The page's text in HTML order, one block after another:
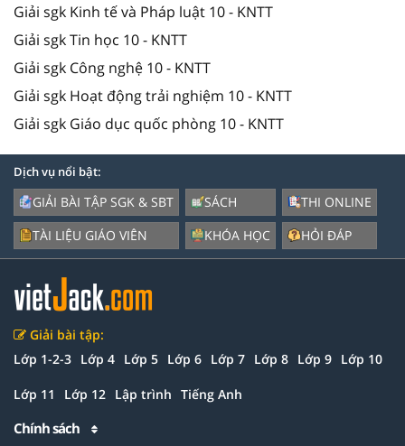
Giải sgk Kinh tế và Pháp luật 10 - KNTT
Giải sgk Tin học 10 - KNTT
Giải sgk Công nghệ 10 - KNTT
Giải sgk Hoạt động trải nghiệm 10 - KNTT
Giải sgk Giáo dục quốc phòng 10 - KNTT
Dịch vụ nổi bật:
GIẢI BÀI TẬP SGK & SBT
TÀI LIỆU GIÁO VIÊN
SÁCH
KHÓA HỌC
THI ONLINE
HỎI ĐÁP
Giải bài tập:
Lớp 1-2-3 Lớp 4 Lớp 5 Lớp 6 Lớp 7 Lớp 8 Lớp 9 Lớp 10
Lớp 11 Lớp 12 Lập trình Tiếng Anh
Chính sách